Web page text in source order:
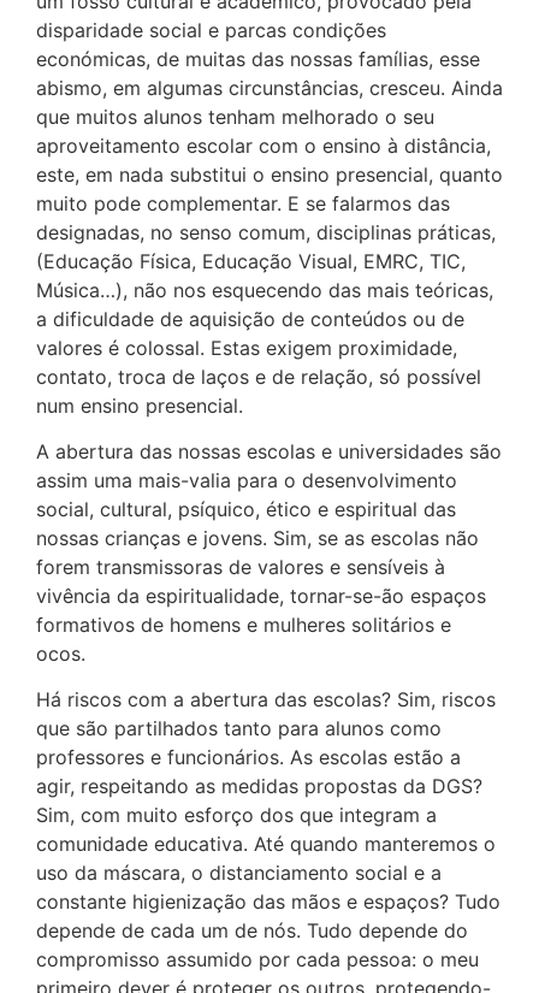
disparidade social e parcas condições
económicas, de muitas das nossas famílias, esse
abismo, em algumas circunstâncias, cresceu. Ainda
que muitos alunos tenham melhorado o seu
aproveitamento escolar com o ensino à distância,
este, em nada substitui o ensino presencial, quanto
muito pode complementar. E se falarmos das
designadas, no senso comum, disciplinas práticas,
(Educação Física, Educação Visual, EMRC, TIC,
Música…), não nos esquecendo das mais teóricas,
a dificuldade de aquisição de conteúdos ou de
valores é colossal. Estas exigem proximidade,
contato, troca de laços e de relação, só possível
num ensino presencial.
A abertura das nossas escolas e universidades são
assim uma mais-valia para o desenvolvimento
social, cultural, psíquico, ético e espiritual das
nossas crianças e jovens. Sim, se as escolas não
forem transmissoras de valores e sensíveis à
vivência da espiritualidade, tornar-se-ão espaços
formativos de homens e mulheres solitários e
ocos.
Há riscos com a abertura das escolas? Sim, riscos
que são partilhados tanto para alunos como
professores e funcionários. As escolas estão a
agir, respeitando as medidas propostas da DGS?
Sim, com muito esforço dos que integram a
comunidade educativa. Até quando manteremos o
uso da máscara, o distanciamento social e a
constante higienização das mãos e espaços? Tudo
depende de cada um de nós. Tudo depende do
compromisso assumido por cada pessoa: o meu